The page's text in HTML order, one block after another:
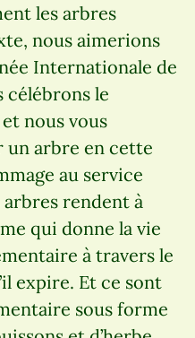
les arbres
nous aimerions
Internationale de
célébrons le
nous vous
un arbre en cette
au service
rendent à
qui donne la vie
à travers le
expire. Et ce sont
sous forme